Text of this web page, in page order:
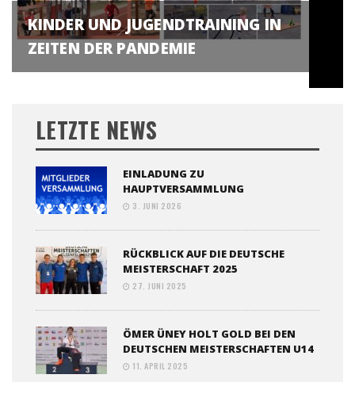
KINDER UND JUGENDTRAINING IN
ZEITEN DER PANDEMIE
LETZTE NEWS
EINLADUNG ZU
HAUPTVERSAMMLUNG
3. JUNI 2026
RÜCKBLICK AUF DIE DEUTSCHE
MEISTERSCHAFT 2025
27. JUNI 2025
ÖMER ÜNEY HOLT GOLD BEI DEN
DEUTSCHEN MEISTERSCHAFTEN U14
11. APRIL 2025